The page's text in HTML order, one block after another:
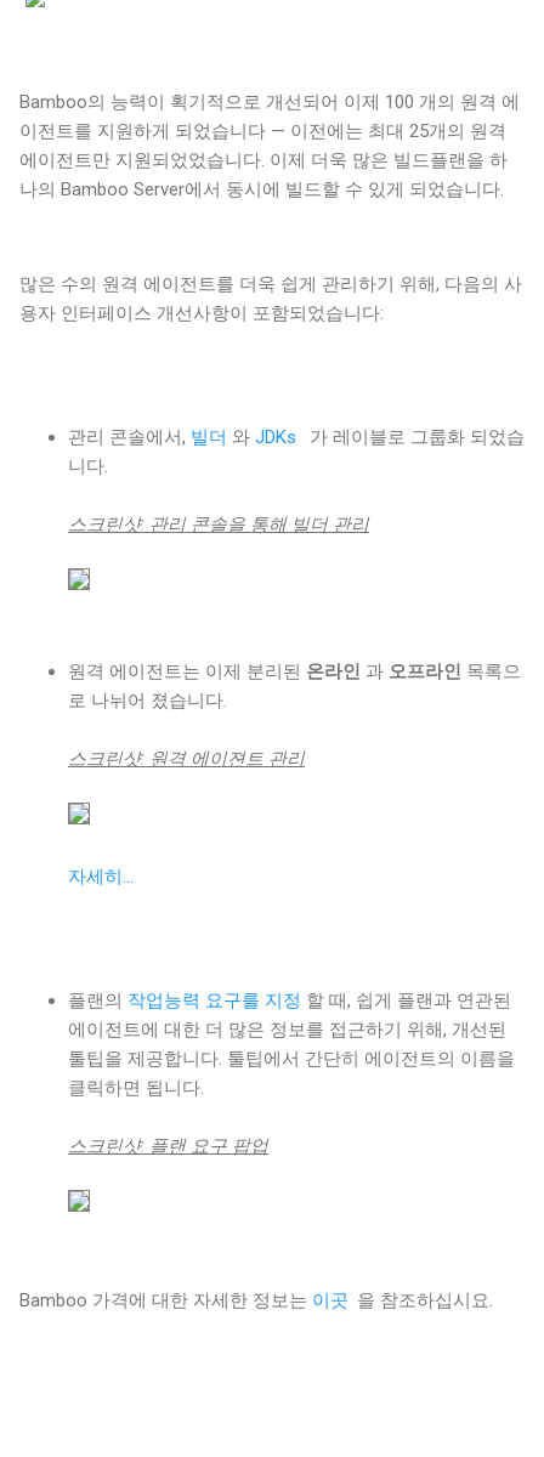
Bamboo의 능력이 획기적으로 개선되어 이제 100 개의 원격 에
이전트를 지원하게 되었습니다 — 이전에는 최대 25개의 원격
에이전트만 지원되었었습니다. 이제 더욱 많은 빌드플랜을 하
나의 Bamboo Server에서 동시에 빌드할 수 있게 되었습니다.
많은 수의 원격 에이전트를 더욱 쉽게 관리하기 위해, 다음의 사
용자 인터페이스 개선사항이 포함되었습니다:
관리 콘솔에서, 빌더 와 JDKs
가 레이블로 그룹화 되었습
니다.
스크린샷: 관리 콘솔을 통해 빌더 관리
원격 에이전트는 이제 분리된 온라인 과 오프라인 목록으
로 나뉘어 졌습니다.
스크린샷: 원격 에이젼트 관리
자세히...
플랜의 작업능력 요구를 지정 할 때, 쉽게 플랜과 연관된
에이전트에 대한 더 많은 정보를 접근하기 위해, 개선된
툴팁을 제공합니다. 툴팁에서 간단히 에이전트의 이름을
클릭하면 됩니다.
스크린샷: 플랜 요구 팝업
Bamboo 가격에 대한 자세한 정보는 이곳 을 참조하십시요.